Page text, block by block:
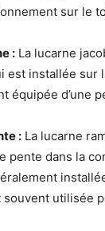
sur le
: La lucarne
est installée sur
équipée d’une
: La lucarne
pente dans la
souvent utilisée